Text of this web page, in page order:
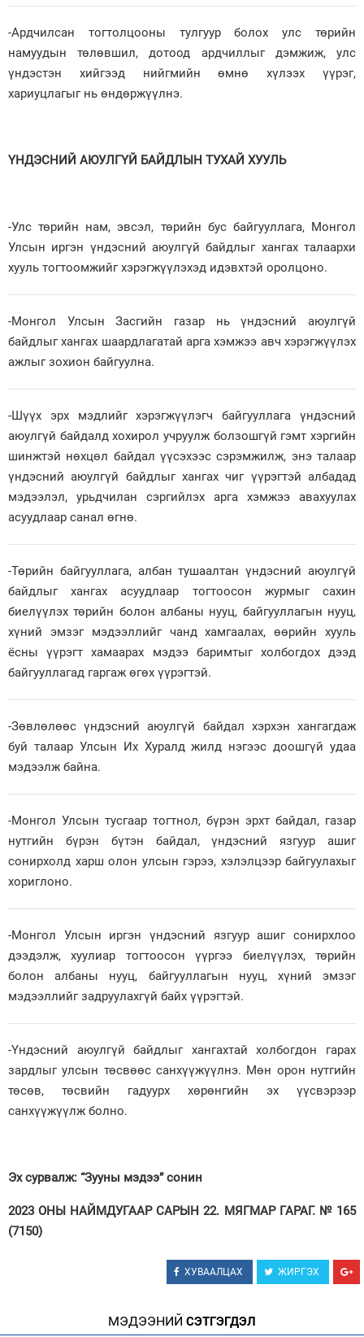
-Ардчилсан тогтолцооны тулгуур болох улс төрийн
намуудын төлөвшил, дотоод ардчиллыг дэмжиж, улс
үндэстэн хийгээд нийгмийн өмнө хүлээх үүрэг,
хариуцлагыг нь өндөржүүлнэ.
ҮНДЭСНИЙ АЮУЛГҮЙ БАЙДЛЫН ТУХАЙ ХУУЛЬ
-Улс төрийн нам, эвсэл, төрийн бус байгууллага, Монгол
Улсын иргэн үндэсний аюулгүй байдлыг хангах талаархи
хууль тогтоомжийг хэрэгжүүлэхэд идэвхтэй оролцоно.
-Монгол Улсын Засгийн газар нь үндэсний аюулгүй
байдлыг хангах шаардлагатай арга хэмжээ авч хэрэгжүүлэх
ажлыг зохион байгуулна.
-Шүүх эрх мэдлийг хэрэгжүүлэгч байгууллага үндэсний
аюулгүй байдалд хохирол учруулж болзошгүй гэмт хэргийн
шинжтэй нөхцөл байдал үүсэхээс сэрэмжилж, энэ талаар
үндэсний аюулгүй байдлыг хангах чиг үүрэгтэй албадад
мэдээлэл, урьдчилан сэргийлэх арга хэмжээ авахуулах
асуудлаар санал өгнө.
-Төрийн байгууллага, албан тушаалтан үндэсний аюулгүй
байдлыг хангах асуудлаар тогтоосон журмыг сахин
биелүүлэх төрийн болон албаны нууц, байгууллагын нууц,
хүний эмзэг мэдээллийг чанд хамгаалах, өөрийн хууль
ёсны үүрэгт хамаарах мэдээ баримтыг холбогдох дээд
байгууллагад гаргаж өгөх үүрэгтэй.
-Зөвлөлөөс үндэсний аюулгүй байдал хэрхэн хангагдаж
буй талаар Улсын Их Хуралд жилд нэгээс доошгүй удаа
мэдээлж байна.
-Монгол Улсын тусгаар тогтнол, бүрэн эрхт байдал, газар
нутгийн бүрэн бүтэн байдал, үндэсний язгуур ашиг
сонирхолд харш олон улсын гэрээ, хэлэлцээр байгуулахыг
хориглоно.
-Монгол Улсын иргэн үндэсний язгуур ашиг сонирхлоо
дээдэлж, хуулиар тогтоосон үүргээ биелүүлэх, төрийн
болон албаны нууц, байгууллагын нууц, хүний эмзэг
мэдээллийг задруулахгүй байх үүрэгтэй.
-Үндэсний аюулгүй байдлыг хангахтай холбогдон гарах
зардлыг улсын төсвөөс санхүүжүүлнэ. Мөн орон нутгийн
төсөв, төсвийн гадуурх хөрөнгийн эх үүсвэрээр
санхүүжүүлж болно.
Эх сурвалж: “Зууны мэдээ” сонин
2023 ОНЫ НАЙМДУГААР САРЫН 22. МЯГМАР ГАРАГ. № 165
(7150)
ХУВААЛЦАХ ЖИРГЭХ
МЭДЭЭНИЙ СЭТГЭГДЭЛ